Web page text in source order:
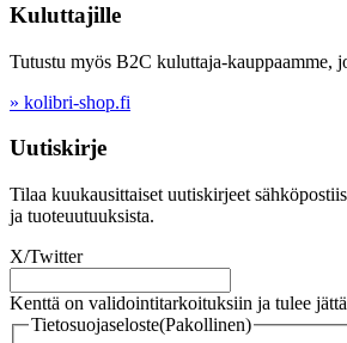
Kuluttajille
Tutustu myös B2C kuluttaja-kauppaamme,
» kolibri-shop.fi
Uutiskirje
Tilaa kuukausittaiset uutiskirjeet
ja tuoteuutuuksista.
X/Twitter
Kenttä on validointitarkoituksiin ja tulee
Tietosuojaseloste(Pakollinen)